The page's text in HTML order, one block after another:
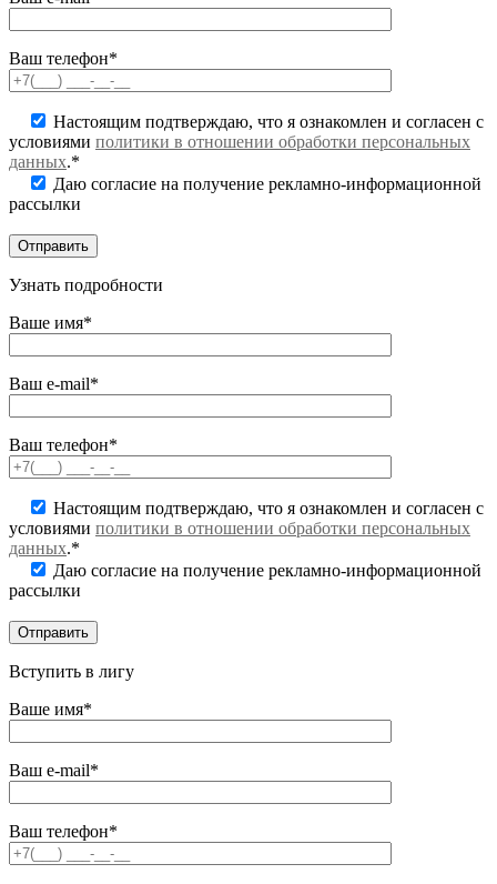
Ваш телефон*
Настоящим подтверждаю, что я ознакомлен и согласен с
условиями политики в отношении обработки персональных
данных.*
Даю согласие на получение рекламно-информационной
рассылки
Узнать подробности
Ваше имя*
Ваш e-mail*
Ваш телефон*
Настоящим подтверждаю, что я ознакомлен и согласен с
условиями политики в отношении обработки персональных
данных.*
Даю согласие на получение рекламно-информационной
рассылки
Вступить в лигу
Ваше имя*
Ваш e-mail*
Ваш телефон*